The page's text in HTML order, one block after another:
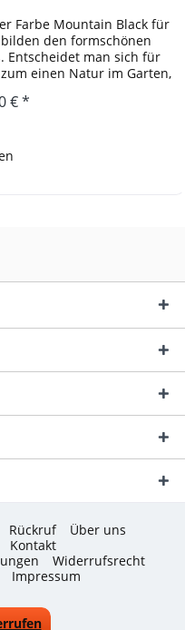
Farbe Mountain Black für
den formschönen
Entscheidet man sich für
einen Natur im Garten,
€ *
Rückruf
Über uns
Kontakt
Widerrufsrecht
Impressum